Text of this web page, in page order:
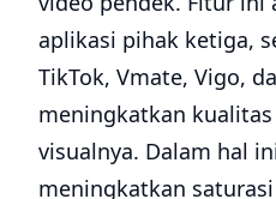
aplikasi pihak ketiga,
TikTok, Vmate, Vigo,
meningkatkan
visualnya. Dalam hal
meningkatkan